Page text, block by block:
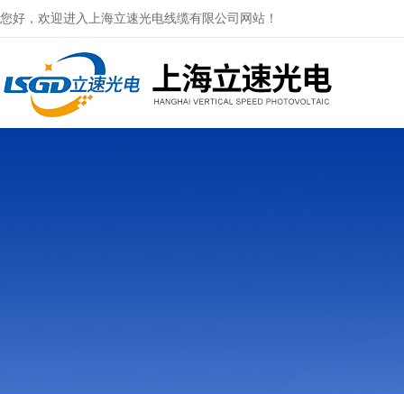
您好，欢迎进入上海立速光电线缆有限公司网站！